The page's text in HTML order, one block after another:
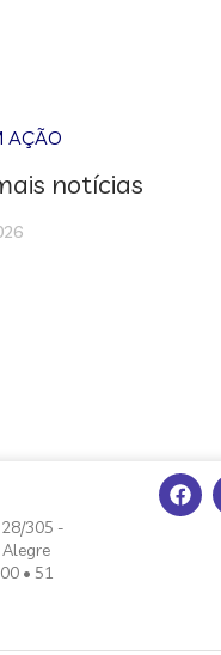
AÇÃO
notícias
305 -
• 51